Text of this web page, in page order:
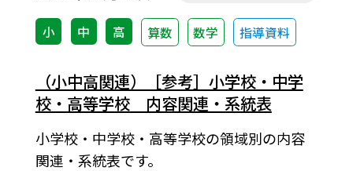
小 中 高 算数 数学 指導資料
（小中高関連）［参考］小学校・中学
校・高等学校 内容関連・系統表
小学校・中学校・高等学校の領域別の内容
関連・系統表です。